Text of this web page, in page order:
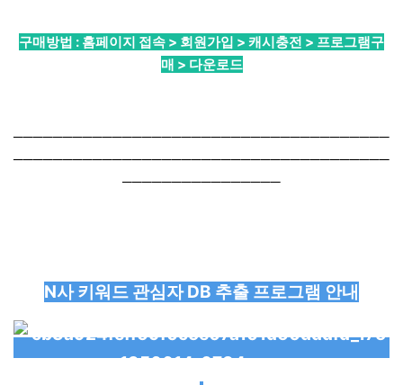
구매방법 : 홈페이지 접속 > 회원가입 > 캐시충전 > 프로그램구
매 > 다운로드
──────────────────────────────────────
──────────────────────────────────────
────────────────
N사 키워드 관심자 DB 추출 프로그램 안내